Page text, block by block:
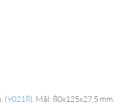
(90218). Mål: 80x125x27,5 mm.